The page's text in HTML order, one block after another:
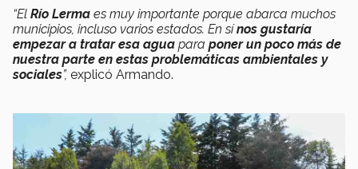
“El Río Lerma es muy importante porque abarca muchos
municipios, incluso varios estados. En sínos gustaría
empezar a tratar esa agua para poner un poco más de
nuestra parte en estas problemáticas ambientales y
sociales”, explicó Armando.